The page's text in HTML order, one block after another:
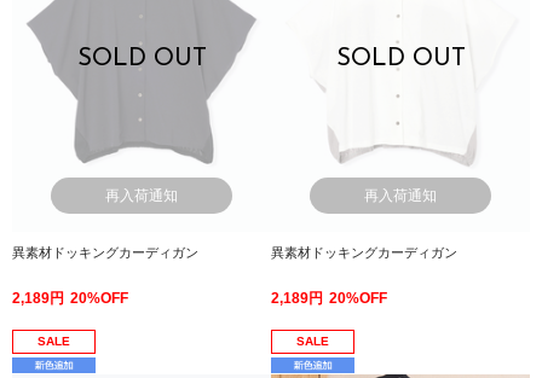
SOLD OUT
再入荷通知
異素材ドッキングカーディガン
2,189円 20%OFF
SOLD OUT
再入荷通知
異素材ドッキングカーディガン
2,189円 20%OFF
SALE SALE